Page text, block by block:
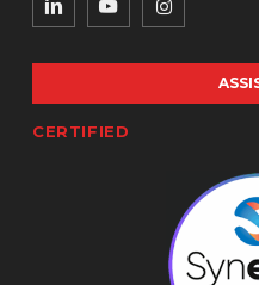
CERTIFIED